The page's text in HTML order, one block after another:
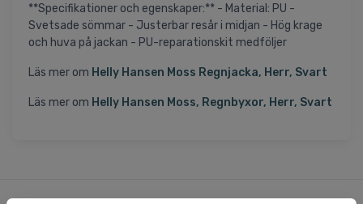
**Specifikationer och egenskaper:** - Material: PU -
Svetsade sömmar - Justerbar resår i midjan - Hög krage
och huva på jackan - PU-reparationskit medföljer
Läs mer om Helly Hansen Moss Regnjacka, Herr, Svart
Läs mer om Helly Hansen Moss, Regnbyxor, Herr, Svart